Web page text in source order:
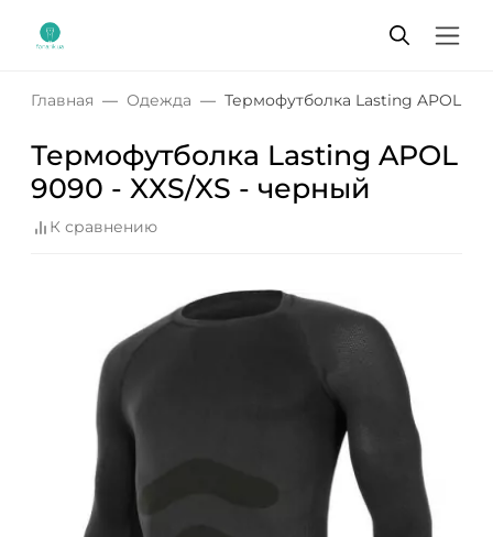
Главная Одежда Термофутболка Lasting APOL
Термофутболка Lasting APOL
9090 - XXS/XS - черный
К сравнению